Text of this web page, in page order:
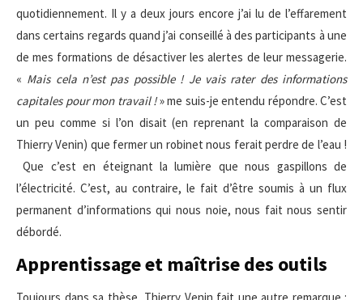
quotidiennement. Il y a deux jours encore j’ai lu de l’effarement
dans certains regards quand j’ai conseillé à des participants à une
de mes formations de désactiver les alertes de leur messagerie.
« Mais cela n’est pas possible ! Je vais rater des informations
capitales pour mon travail !» me suis-je entendu répondre. C’est
un peu comme si l’on disait (en reprenant la comparaison de
Thierry Venin) que fermer un robinet nous ferait perdre de l’eau !
Que c’est en éteignant la lumière que nous gaspillons de
l’électricité. C’est, au contraire, le fait d’être soumis à un flux
permanent d’informations qui nous noie, nous fait nous sentir
débordé.
Apprentissage et maîtrise des outils